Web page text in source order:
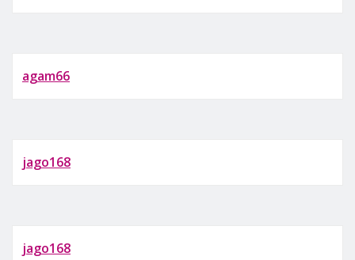
agam66
jago168
jago168